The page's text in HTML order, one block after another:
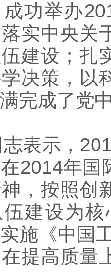
成功举办
实中央关
建设；扎
决策，以
完成了党
表示，
2014年国
，按照创
伍建设为
施《中国
提高质量